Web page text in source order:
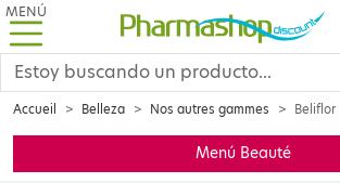
MENÚ
Accueil Belleza Nos autres gammes Beliflor
Menú Beauté